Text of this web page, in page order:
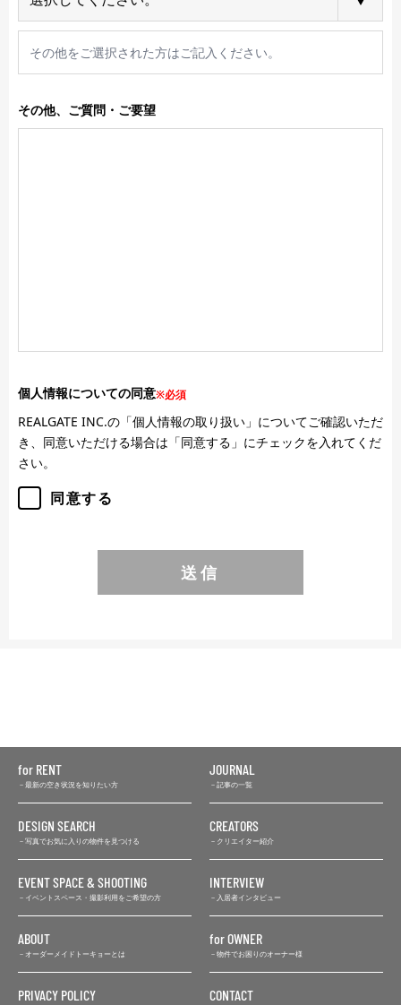
その他、ご質問・ご要望
個人情報についての同意※必須
REALGATE INC.の「個人情報の取り扱い」についてご確認いただ
き、同意いただける場合は「同意する」にチェックを入れてくだ
さい。
同意する
送信
for RENT
最新の空き状況を知りたい方
JOURNAL
記事の一覧
DESIGN SEARCH
写真でお気に入りの物件を見つける
CREATORS
クリエイター紹介
EVENT SPACE & SHOOTING
イベントスペース・撮影利用をご希望の方
INTERVIEW
入居者インタビュー
ABOUT
オーダーメイドトーキョーとは
for OWNER
物件でお困りのオーナー様
PRIVACY POLICY CONTACT